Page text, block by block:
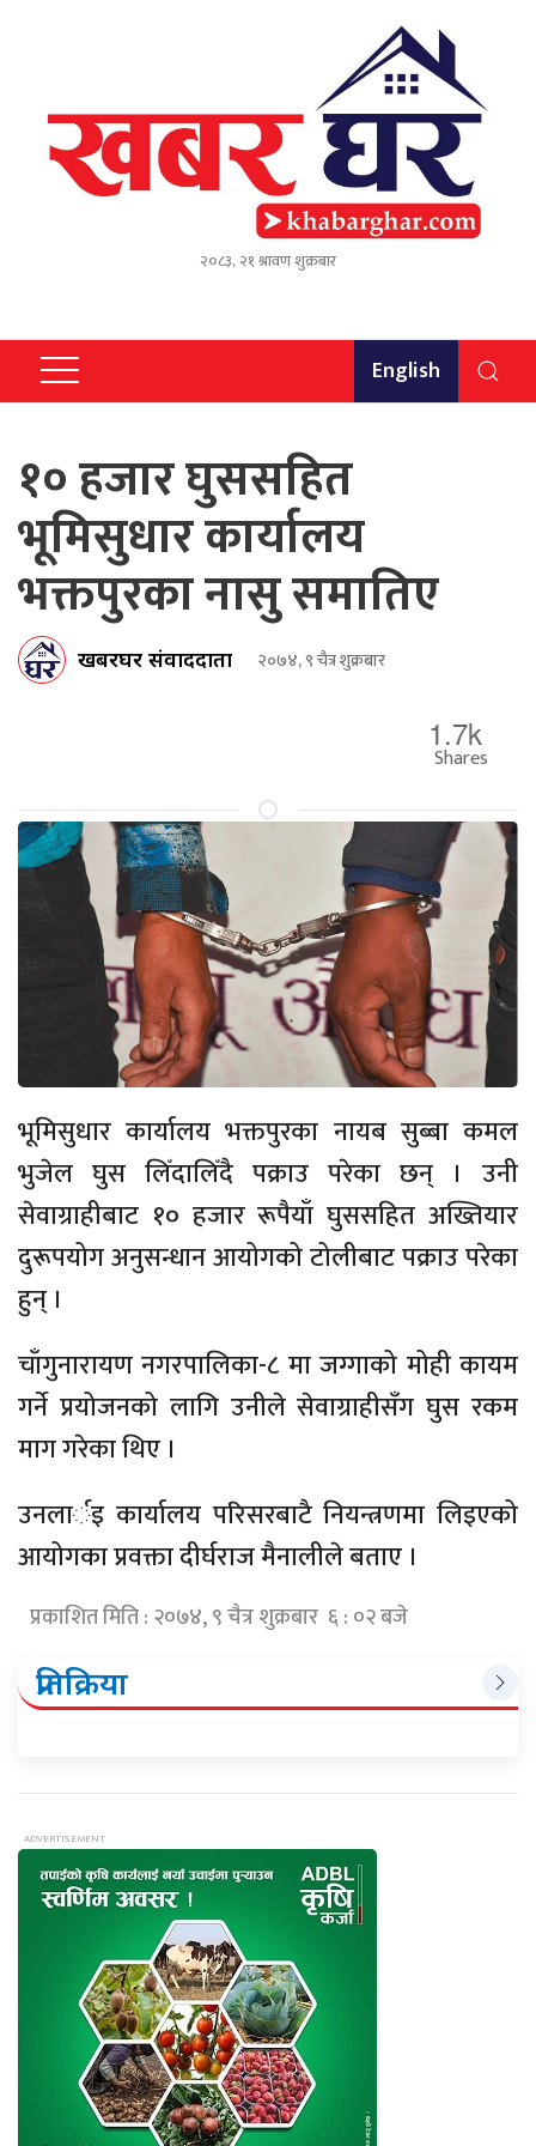
२०८३, २१ श्रावण शुक्रबार
English
१० हजार घुससहित
भूमिसुधार कार्यालय
भक्तपुरका नासु समातिए
खबरघर संवाददाता २०७४, ९ चैत्र शुक्रबार
1.7k
Shares
भूमिसुधार कार्यालय भक्तपुरका नायब सुब्बा कमल
भुजेल घुस लिँदालिँदै पक्राउ परेका छन् । उनी
सेवाग्राहीबाट १० हजार रूपैयाँ घुससहित अख्तियार
दुरूपयोग अनुसन्धान आयोगको टोलीबाट पक्राउ परेका
हुन् ।
चाँगुनारायण नगरपालिका-८ मा जग्गाको मोही कायम
गर्ने प्रयोजनको लागि उनीले सेवाग्राहीसँग घुस रकम
माग गरेका थिए ।
उनलार्इ कार्यालय परिसरबाटै नियन्त्रणमा लिइएको
आयोगका प्रवक्ता दीर्घराज मैनालीले बताए ।
प्रकाशित मिति : २०७४, ९ चैत्र शुक्रबार ६ : ०२ बजे
प्रतिक्रिया